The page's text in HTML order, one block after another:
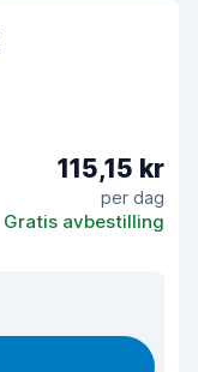
115,15 kr
per dag
Gratis avbestilling